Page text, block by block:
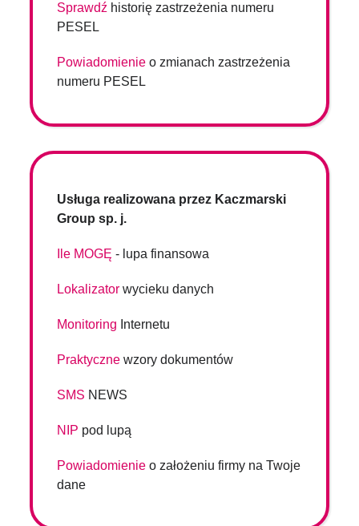
Sprawdź historię zastrzeżenia numeru
PESEL
Powiadomienie o zmianach zastrzeżenia
numeru PESEL
Usługa realizowana przez Kaczmarski
Group sp. j.
Ile MOGĘ - lupa finansowa
Lokalizator wycieku danych
Monitoring Internetu
Praktycznewzory dokumentów
SMS NEWS
NIP pod lupą
Powiadomienie o założeniu firmy na Twoje
dane